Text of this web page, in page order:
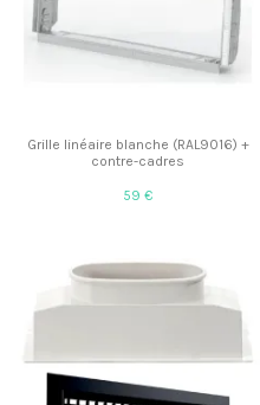
Grille linéaire blanche (RAL9016) +
contre-cadres
59 €